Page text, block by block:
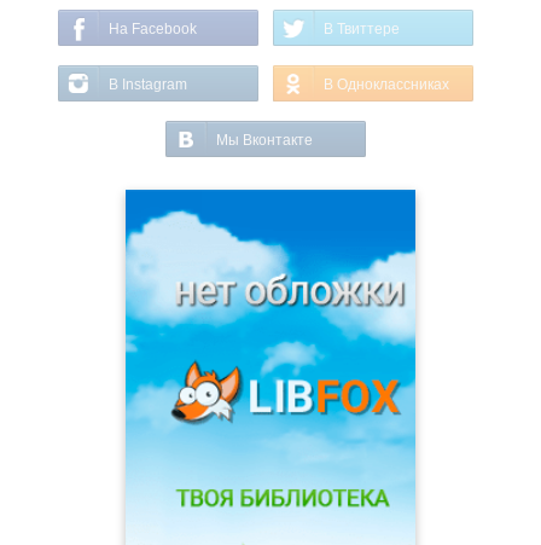
На Facebook В Твиттере
В Instagram В Одноклассниках
Мы Вконтакте